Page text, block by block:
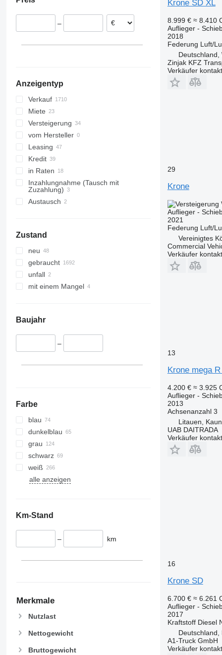
Tschechien
Dänemark
–
Anzeigentyp
Verkauf
Miete
Versteigerung
vom Hersteller
Leasing
Kredit
in Raten
Inzahlungnahme (Tausch mit
Zuzahlung)
Austausch
Zustand
neu
gebraucht
unfall
mit einem Mangel
Baujahr
–
Farbe
blau
dunkelblau
grau
schwarz
weiß
alle anzeigen
Km-Stand
– km
Merkmale
Nutzlast
Nettogewicht
Bruttogewicht
Krone SD XL
8.999 € ≈ 8.410
Auflieger -
2018
Federung Luft/
Deutschland,
Zinjak KFZ
Verkäufer
29
Krone
Auflieger -
2021
Federung Luft/
Vereinigtes
Commercial
Verkäufer
13
Krone mega
4.200 € ≈ 3.925
Auflieger -
2013
Achsenanzahl 3
Litauen,
UAB DAITRADA
Verkäufer
16
Krone SD
6.700 € ≈ 6.261
Auflieger -
2017
Kraftstoff Diesel
Deutschland,
A1-Truck GmbH
Verkäufer